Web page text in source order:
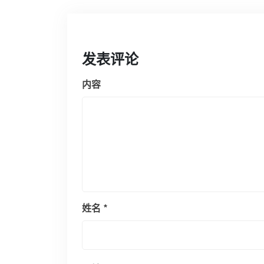
发表评论
内容
姓名 *